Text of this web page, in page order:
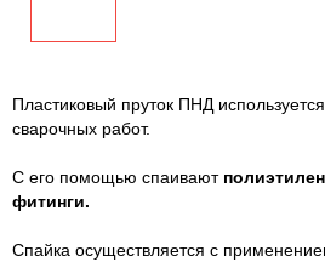
Пластиковый пруток ПНД
сварочных работ.
С его помощью спаивают
фитинги.
Спайка осуществляется с